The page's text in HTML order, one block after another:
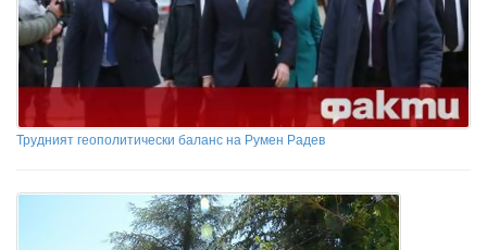
Трудният геополитически баланс на Румен Радев